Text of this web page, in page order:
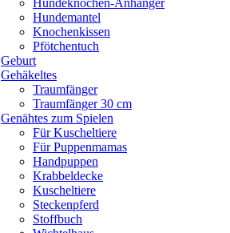
Hundemantel
Knochenkissen
Pfötchentuch
Geburt
Gehäkeltes
Traumfänger
Traumfänger 30 cm
Genähtes zum Spielen
Für Kuscheltiere
Für Puppenmamas
Handpuppen
Krabbeldecke
Kuscheltiere
Steckenpferd
Stoffbuch